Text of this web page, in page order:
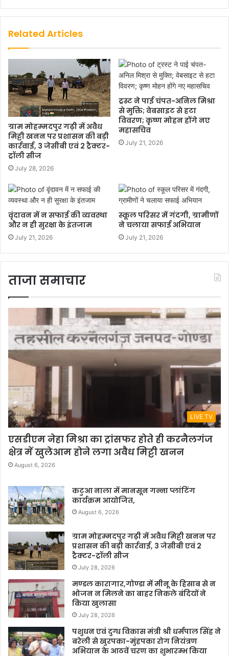
Related Articles
ग्राम मोहम्मदपुर गढ़ी में अवैध
मिट्टी खनन पर प्रशासन की बड़ी
कार्रवाई, 3 जेसीबी एवं 2 ट्रैक्टर-
ट्रॉली सीज
July 28, 2026
ट्रस्ट ने पाई चंपत-अनिल मिश्रा
से मुक्ति; वेबसाइट से हटा
विवरण; कृष्ण मोहन होंगे नए
महासचिव
July 21, 2026
वृंदावन में न सफाई की व्यवस्था
और न ही सुरक्षा के इंतजाम
July 21, 2026
स्कूल परिसर में गंदगी, ग्रामीणों
ने चलाया सफाई अभियान
July 21, 2026
ताजा समाचार
LIVE TV
एसडीएम नेहा मिश्रा का ट्रांसफर होते ही करनैलगंज
क्षेत्र में खुलेआम होने लगा अवैध मिट्टी खनन
August 6, 2026
कटुआ नाला में मानसून गन्ना प्लांटिंग
कार्यक्रम आयोजित,
August 6, 2026
ग्राम मोहम्मदपुर गढ़ी में अवैध मिट्टी खनन पर
प्रशासन की बड़ी कार्रवाई, 3 जेसीबी एवं 2
ट्रैक्टर-ट्रॉली सीज
July 28, 2026
मण्डल कारागार,गोण्डा में मीनू के हिसाब से न
भोजन न मिलने का बाहर निकले बंदियों ने
किया खुलासा
July 28, 2026
पशुधन एवं दुग्ध विकास मंत्री श्री धर्मपाल सिंह ने
बरेली से खुरपका-मुंहपका रोग नियंत्रण
अभियान के आठवें चरण का शुभारम्भ किया